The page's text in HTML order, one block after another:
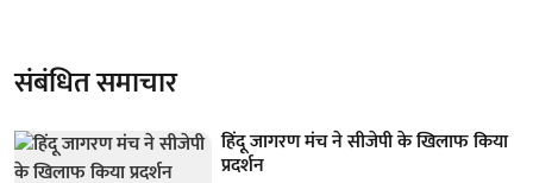
संबंधित समाचार
हिंदू जागरण मंच ने सीजेपी के खिलाफ किया
प्रदर्शन